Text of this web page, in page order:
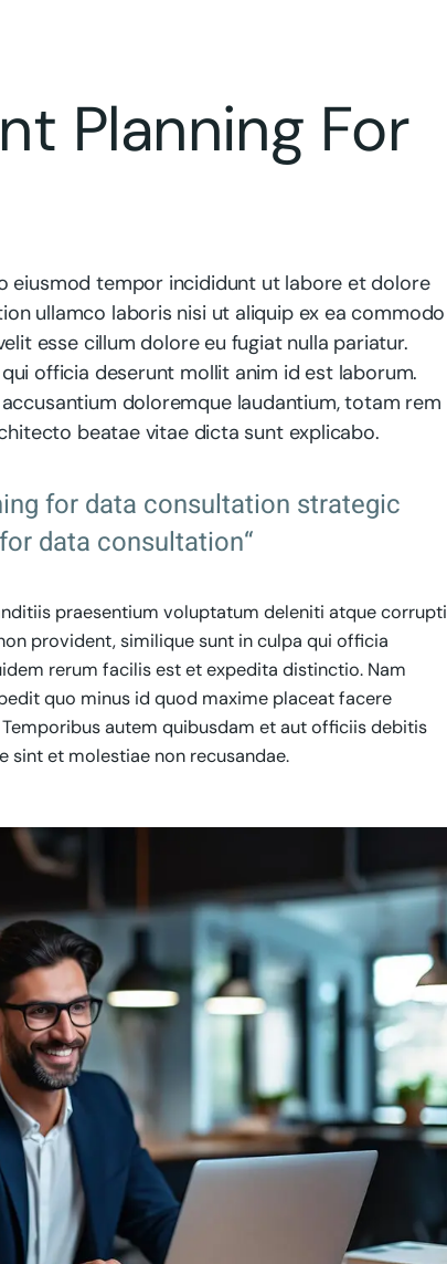
Planning For
eiusmod tempor incididunt ut labore et dolore
ullamco laboris nisi ut aliquip ex ea commodo
esse cillum dolore eu fugiat nulla pariatur.
officia deserunt mollit anim id est laborum.
doloremque laudantium, totam rem
beatae vitae dicta sunt explicabo.
for data consultation strategic
data consultation“
praesentium voluptatum deleniti atque corrupti
provident, similique sunt in culpa qui officia
rerum facilis est et expedita distinctio. Nam
quo minus id quod maxime placeat facere
autem quibusdam et aut officiis debitis
sint et molestiae non recusandae.